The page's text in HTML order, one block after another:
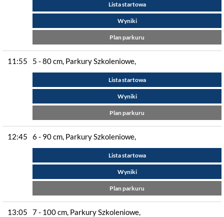
Lista startowa
Wyniki
Plan parkuru
11:55 5 - 80 cm, Parkury Szkoleniowe,
Lista startowa
Wyniki
Plan parkuru
12:45 6 - 90 cm, Parkury Szkoleniowe,
Lista startowa
Wyniki
Plan parkuru
13:05 7 - 100 cm, Parkury Szkoleniowe,